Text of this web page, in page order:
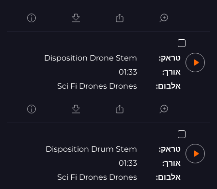
טראק:
Disposition Drone Stem
אורך:
01:33
אלבום:
Sci Fi Drones Drones
טראק:
Disposition Drum Stem
אורך:
01:33
אלבום:
Sci Fi Drones Drones